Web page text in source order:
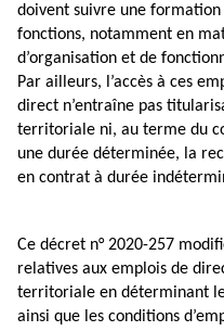
doivent suivre une
fonctions, notamment en
d’organisation et de
Par ailleurs, l’accès à ces
direct n’entraîne pas
territoriale ni, au terme du
une durée déterminée, la
en contrat à durée
Ce décret n° 2020-257
relatives aux emplois de
territoriale en déterminant
ainsi que les conditions